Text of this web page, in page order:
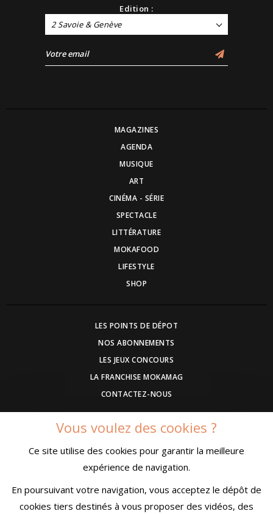
Edition :
2 Savoie & Genève
MAGAZINES
AGENDA
MUSIQUE
ART
CINÉMA - SÉRIE
SPECTACLE
LITTÉRATURE
MOKAFOOD
LIFESTYLE
SHOP
LES POINTS DE DÉPOT
NOS ABONNEMENTS
LES JEUX CONCOURS
LA FRANCHISE MOKAMAG
CONTACTEZ-NOUS
DEVENEZ ANNONCEUR
COMMUNIQUEZ UN EVENEMENT
CONDITIONS GÉNÉRALES DE VENTE
MENTIONS LÉGALES
CONFIDENTIALITÉ
Vous voulez des cookies ?
Ce site utilise des cookies pour garantir la meilleure
expérience de navigation.
En poursuivant votre navigation, vous acceptez le dépôt de
cookies tiers destinés à vous proposer des vidéos, des